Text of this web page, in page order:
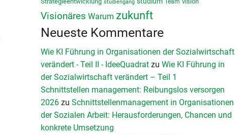
studiengang Team
Visionäres Warum zukunft
Neueste Kommentare
Wie KI Führung in Organisationen der Sozialwirtschaft
verändert - Teil II - IdeeQuadratzu Wie KI Führung in
der Sozialwirtschaft verändert – Teil 1
Schnittstellen management: Reibungslos versorgen
2026zu Schnittstellenmanagement in Organisationen
der Sozialen Arbeit: Herausforderungen, Chancen und
konkrete Umsetzung